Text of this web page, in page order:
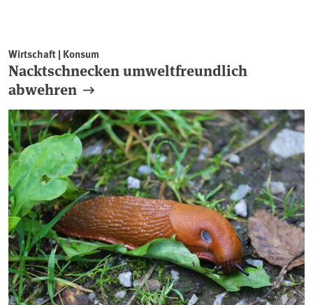
Wirtschaft | Konsum
Nacktschnecken umweltfreundlich
abwehren